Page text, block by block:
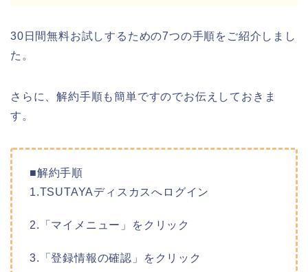
30日間無料お試しするための7つの手順をご紹介しまし
た。
さらに、解約手順も簡単ですのでお伝えしておきま
す。
■解約手順
1.TSUTAYAディスカスへログイン
2.「マイメニュー」をクリック
3.「登録情報の確認」をクリック